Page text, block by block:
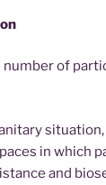
of
in which
and